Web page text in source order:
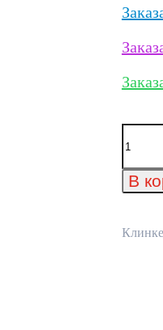
товара
прямой
В